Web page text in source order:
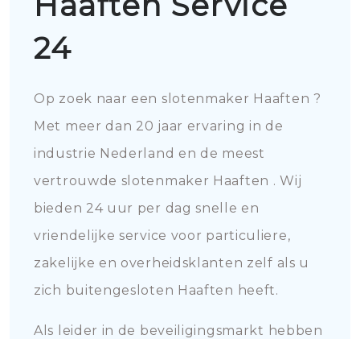
24
Op zoek naar een slotenmaker Haaften ?
Met meer dan 20 jaar ervaring in de
industrie Nederland en de meest
vertrouwde slotenmaker Haaften . Wij
bieden 24 uur per dag snelle en
vriendelijke service voor particuliere,
zakelijke en overheidsklanten zelf als u
zich buitengesloten Haaften heeft.
Als leider in de beveiligingsmarkt hebben